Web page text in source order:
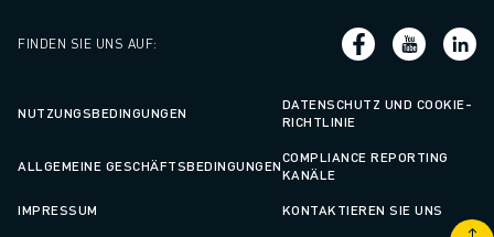
FINDEN SIE UNS AUF:
NUTZUNGSBEDINGUNGEN
DATENSCHUTZ UND COOKIE-
RICHTLINIE
ALLGEMEINE GESCHÄFTSBEDINGUNGEN
COMPLIANCE REPORTING
KANÄLE
IMPRESSUM KONTAKTIEREN SIE UNS